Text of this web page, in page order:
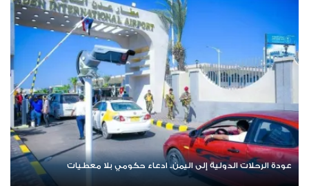
عودة الرحلات الدولية إلى اليمن.. ادعاء حكومي بلا معطيات